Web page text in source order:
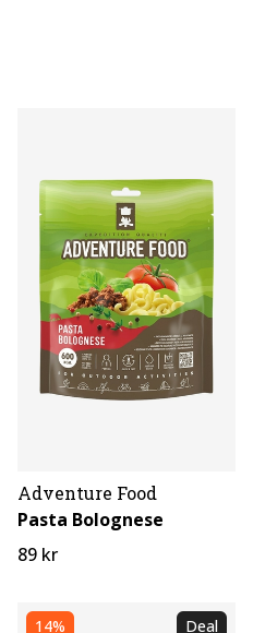
Adventure Food
Pasta Bolognese
89 kr
14% Deal